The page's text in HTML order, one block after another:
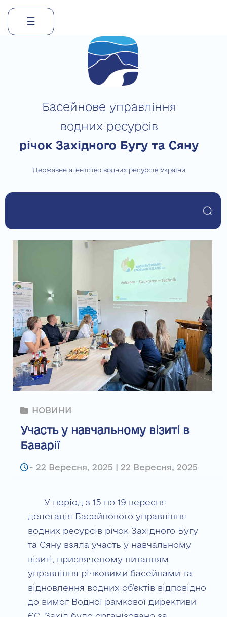
☰
Басейнове управління
водних ресурсів
річок Західного Бугу та Сяну
Державне агентство водних ресурсів України
НОВИНИ
Участь у навчальному візиті в
Баварії
- 22 Вересня, 2025 | 22 Вересня, 2025
У період з 15 по 19 вересня
делегація Басейнового управління
водних ресурсів річок Західного Бугу
та Сяну взяла участь у навчальному
візиті, присвяченому питанням
управління річковими басейнами та
відновлення водних об’єктів відповідно
до вимог Водної рамкової директиви